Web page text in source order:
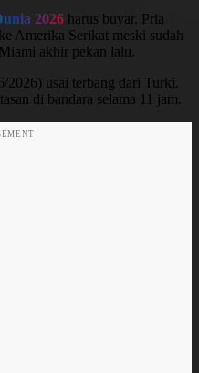
2026 harus buyar. Pria
Amerika Serikat meski sudah
akhir pekan lalu.
2026) usai terbang dari Turki.
di bandara selama 11 jam.